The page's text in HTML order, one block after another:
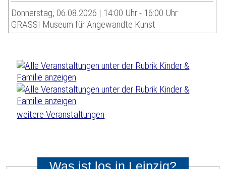
Donnerstag, 06.08.2026 | 14:00 Uhr - 16:00 Uhr
GRASSI Museum für Angewandte Kunst
weitere Veranstaltungen
Was ist los in Leipzig?